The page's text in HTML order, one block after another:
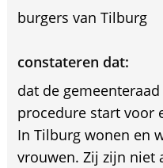
burgers van Tilburg
constateren dat:
dat de
procedure start voor
In Tilburg wonen en
vrouwen. Zij zijn niet